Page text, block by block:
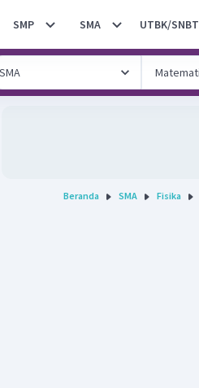
SMP SMA UTBK/SNBT
Beranda SMA Fisika